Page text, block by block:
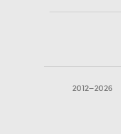
2012—2026